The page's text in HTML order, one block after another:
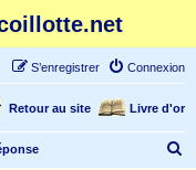
Connexion
S’enregistrer
Livre d'or
Retour au site